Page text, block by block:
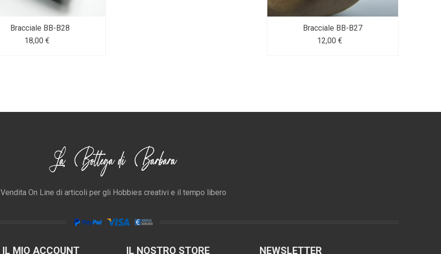
Bracciale BB-B28
18,00 €
Bracciale BB-B27
12,00 €
Vendita On Line di articoli per gli Hobbies creativi e il tempo libero
IL MIO ACCOUNT IL NOSTRO STORE NEWSLETTER